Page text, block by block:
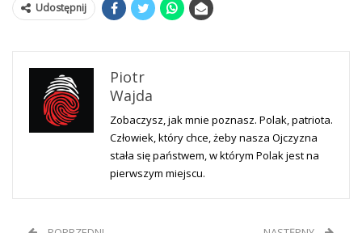
Udostępnij
Piotr
Wajda
Zobaczysz, jak mnie poznasz. Polak, patriota.
Człowiek, który chce, żeby nasza Ojczyzna
stała się państwem, w którym Polak jest na
pierwszym miejscu.